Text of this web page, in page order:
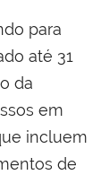
para
até 31
da
em
incluem
de